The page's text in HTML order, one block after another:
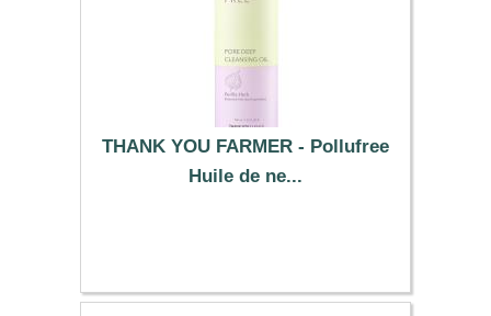
THANK YOU FARMER - Pollufree
Huile de ne...